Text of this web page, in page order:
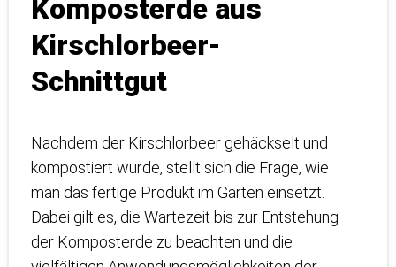
Komposterde aus
Kirschlorbeer-
Schnittgut
Nachdem der Kirschlorbeer gehäckselt und
kompostiert wurde, stellt sich die Frage, wie
man das fertige Produkt im Garten einsetzt.
Dabei gilt es, die Wartezeit bis zur Entstehung
der Komposterde zu beachten und die